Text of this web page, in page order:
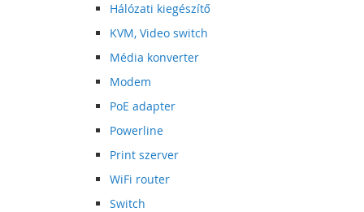
Hálózati kiegészítő
KVM, Video switch
Média konverter
Modem
PoE adapter
Powerline
Print szerver
WiFi router
Switch